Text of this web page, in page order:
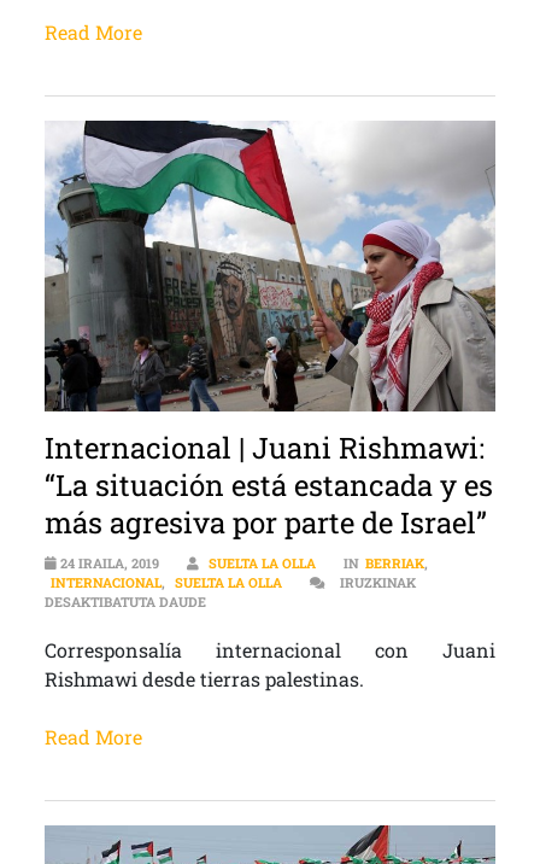
Read More
Internacional | Juani Rishmawi:
“La situación está estancada y es
más agresiva por parte de Israel”
24 IRAILA, 2019 SUELTA LA OLLA IN BERRIAK,
INTERNACIONAL, SUELTA LA OLLA
IRUZKINAK
DESAKTIBATUTA DAUDEINTERNACIONAL | JUANI RISHMAWI: “LA
Corresponsalía internacional con Juani
Rishmawi desde tierras palestinas.
Read More